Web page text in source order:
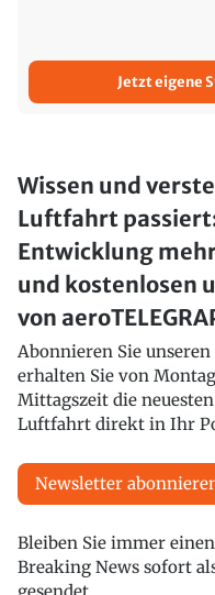
Jetzt eigene
Wissen und
Luftfahrt
Entwicklung
und kostenlosen
von
Abonnieren Sie
erhalten Sie von
Mittagszeit die
Luftfahrt direkt in Ihr
Newsletter
Bleiben Sie immer
Breaking News sofort